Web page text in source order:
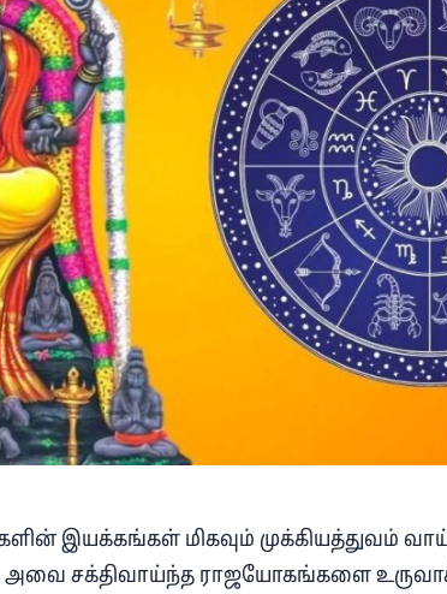
இயக்கங்கள் மிகவும் முக்கியத்துவம்
அவை சக்திவாய்ந்த ராஜயோகங்களை